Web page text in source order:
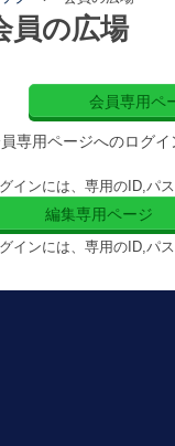
員の広場
会員専用ペ
専用ページへのログイ
インには、専用のID,パ
編集専用ページ
インには、専用のID,パ